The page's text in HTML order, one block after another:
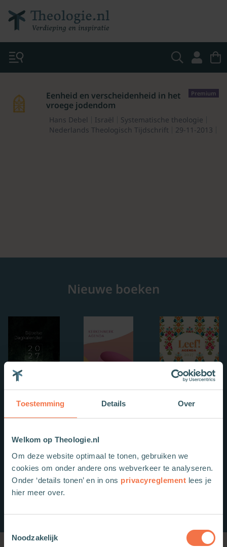
Toestemming Details Over
Welkom op Theologie.nl
Om deze website optimaal te tonen, gebruiken we
cookies om onder andere ons webverkeer te analyseren.
Onder ‘details tonen’ en in ons privacyreglement lees je
hier meer over.
Noodzakelijk
Premium
Eenheid en verscheidenheid in het
vroege jodendom
Hans Debel Israël
Systematische theologie
Nederlands Theologisch Tijdschrift
29-11-2013
Nieuwe boeken